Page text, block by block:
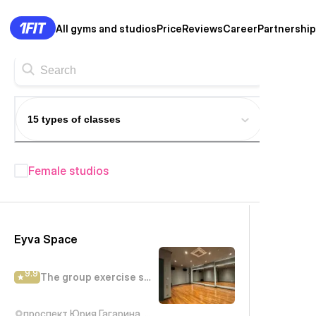
All gyms and studiosPriceReviewsCareerPartnership
15 types of classes
Female studios
Fitness studios in Almaty
Eyva Space
9.9 The group exercise studio